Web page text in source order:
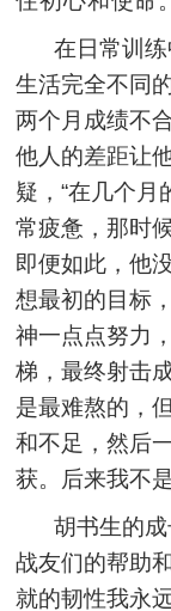
在日常训
生活完全不同
两个月成绩不
他人的差距让
疑，“在几个
常疲惫，那时
即便如此，他
想最初的目标
神一点点努力
梯，最终射击
是最难熬的，
和不足，然后
获。后来我不
胡书生的
战友们的帮助
就的韧性我永